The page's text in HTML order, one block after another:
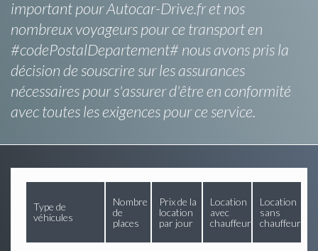
important pour Autocar-Drive.fr et nos
nombreux voyageurs pour ce transport en
#codePostalDepartement# nous avons pris la
décision de souscrire sur les assurances
nécessaires pour s'assurer d'être en conformité
avec toutes les exigences pour ce service.
Type de
véhicules
Nombre
de
places
Prix de la
location
par jour
Location
avec
chauffeur
Location
sans
chauffeur